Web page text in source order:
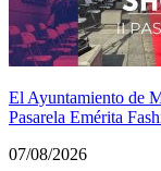
El Ayuntamiento de
Pasarela Emérita
07/08/2026